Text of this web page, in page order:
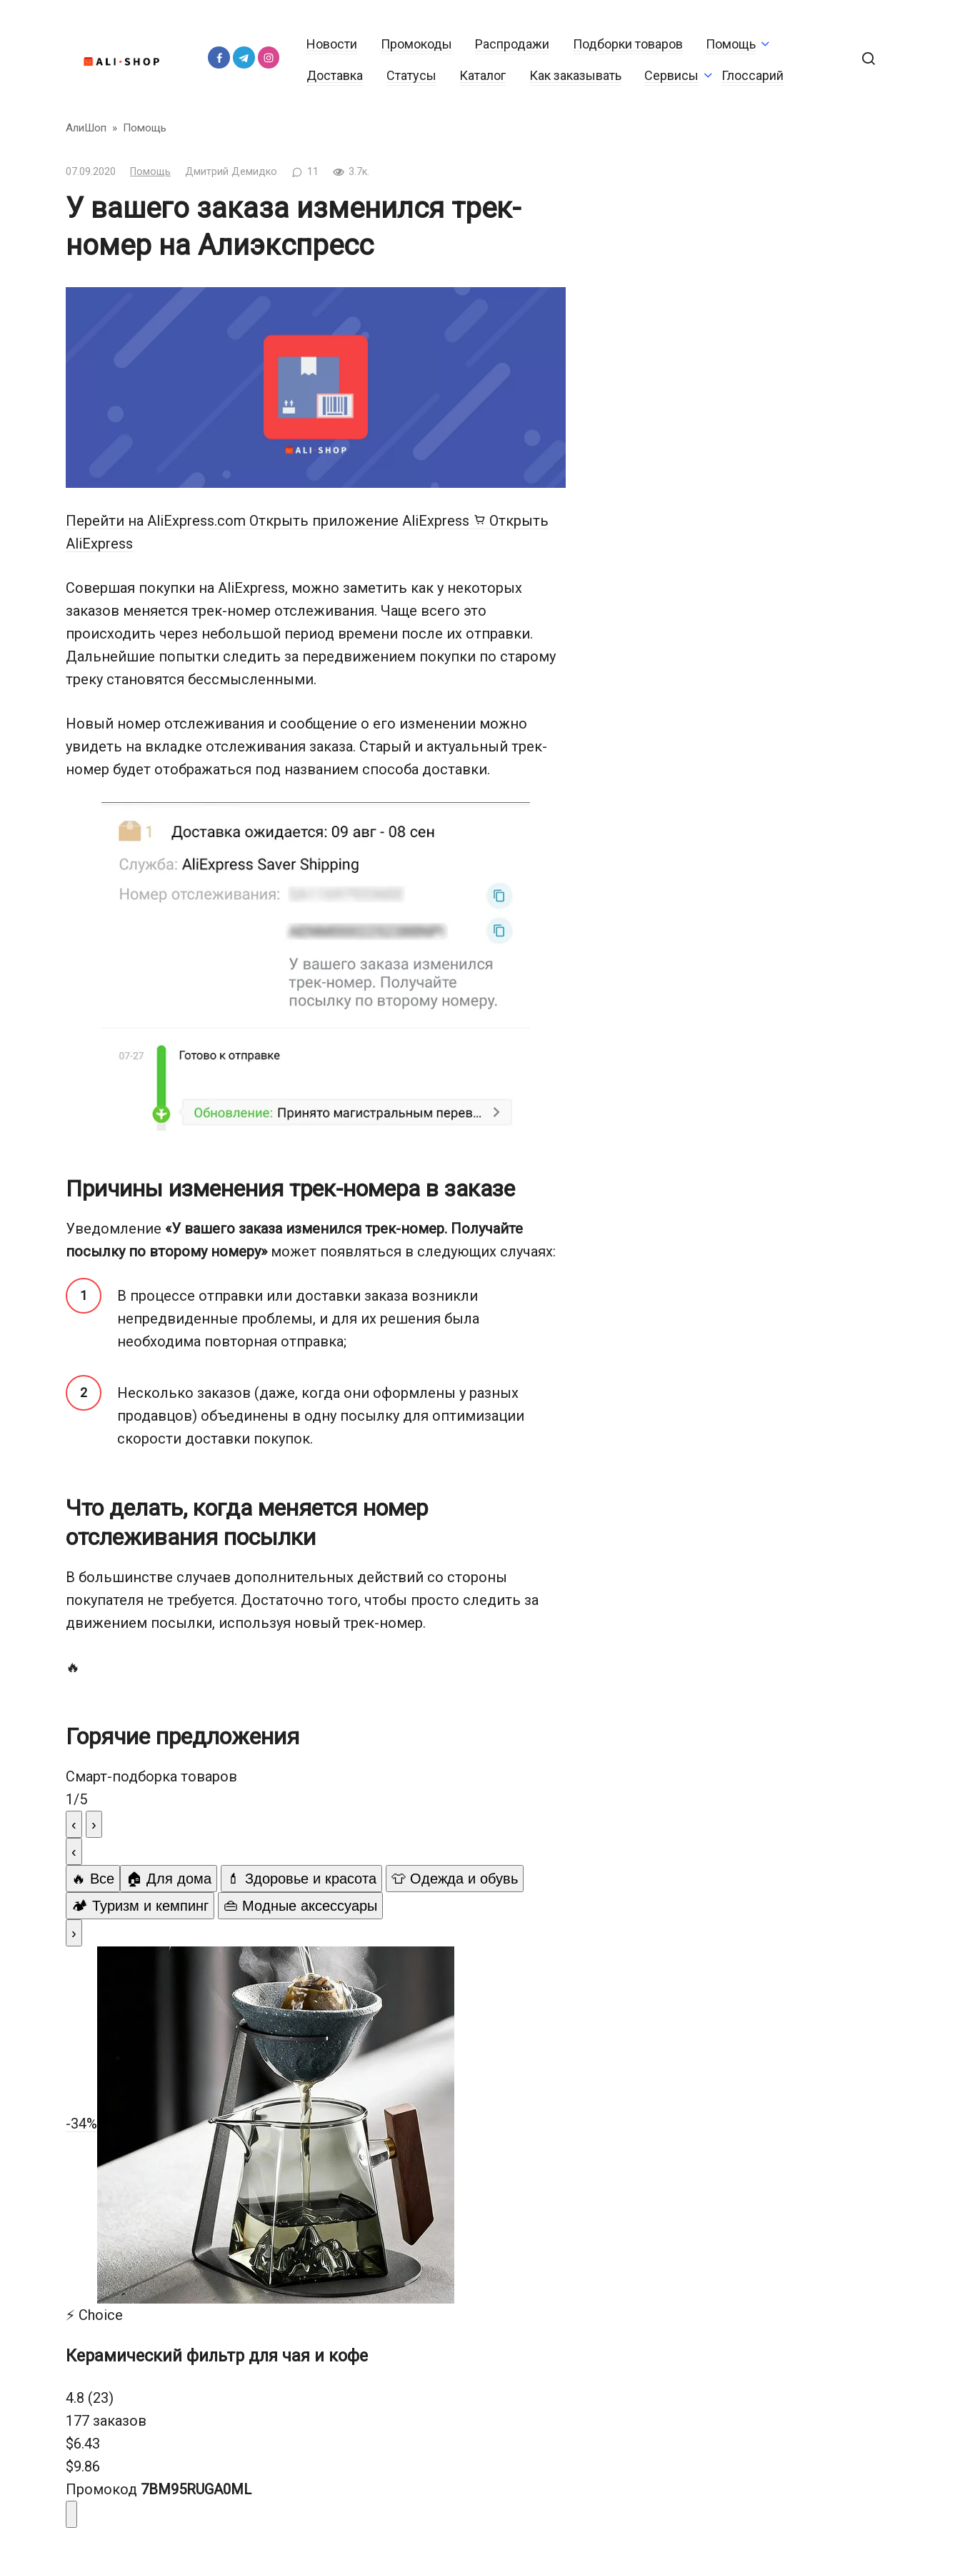
Новости Промокоды Распродажи Подборки товаров Помощь
Доставка Статусы Каталог Как заказывать Сервисы Глоссарий
АлиШоп » Помощь
07.09.2020 Помощь Дмитрий Демидко 11 3.7к.
У вашего заказа изменился трек-
номер на Алиэкспресс
Перейти на AliExpress.com Открыть приложение AliExpress
Открыть
AliExpress
Совершая покупки на AliExpress, можно заметить как у некоторых
заказов меняется трек-номер отслеживания. Чаще всего это
происходить через небольшой период времени после их отправки.
Дальнейшие попытки следить за передвижением покупки по старому
треку становятся бессмысленными.
Новый номер отслеживания и сообщение о его изменении можно
увидеть на вкладке отслеживания заказа. Старый и актуальный трек-
номер будет отображаться под названием способа доставки.
Причины изменения трек-номера в заказе
Уведомление «У вашего заказа изменился трек-номер. Получайте
посылку по второму номеру»может появляться в следующих случаях:
В процессе отправки или доставки заказа возникли
непредвиденные проблемы, и для их решения была
необходима повторная отправка;
Несколько заказов (даже, когда они оформлены у разных
продавцов) объединены в одну посылку для оптимизации
скорости доставки покупок.
Что делать, когда меняется номер
отслеживания посылки
В большинстве случаев дополнительных действий со стороны
покупателя не требуется. Достаточно того, чтобы просто следить за
движением посылки, используя новый трек-номер.
🔥
Горячие предложения
Смарт-подборка товаров
1 /5
‹
›
‹
🔥 Все
🏠 Для дома 💄 Здоровье и красота
👕 Одежда и обувь
🏕️ Туризм и кемпинг
👜 Модные аксессуары
›
-34%
⚡ Choice
Керамический фильтр для чая и кофе
4.8 (23)
177 заказов
$6.43
$9.86
Промокод 7BM95RUGA0ML